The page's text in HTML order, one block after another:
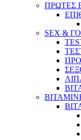
ΠΡΩΤΕΣ
SEX &